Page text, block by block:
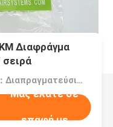
Διαφράγμα
σειρά
Τιμή：Διαπραγματεύσιμα
Μας ελάτε σε
επαφή με